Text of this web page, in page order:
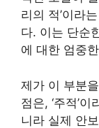
리의 적’이라
다. 이는 단순
에 대한 엄중
제가 이 부분
점은, ‘주적’
니라 실제 안